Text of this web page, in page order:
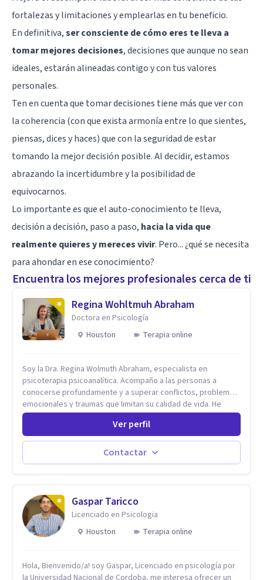
fortalezas y limitaciones y emplearlas en tu beneficio.
En definitiva,ser consciente de cómo eres te lleva a
tomar mejores decisiones, decisiones que aunque no sean
ideales, estarán alineadas contigo y con tus valores
personales.
Ten en cuenta que tomar decisiones tiene más que ver con
la coherencia (con que exista armonía entre lo que sientes,
piensas, dices y haces) que con la seguridad de estar
tomando la mejor decisión posible. Al decidir, estamos
abrazando la incertidumbre y la posibilidad de
equivocarnos.
Lo importante es que el auto-conocimiento te lleva,
decisión a decisión, paso a paso, hacia la vida que
realmente quieres y mereces vivir. Pero... ¿qué se necesita
para ahondar en ese conocimiento?
Encuentra los mejores profesionales cerca de ti
Regina Wohltmuh Abraham
Doctora en Psicología
Houston
Terapia online
Soy la Dra. Regina Wolmuth Abraham, especialista en
psicoterapia psicoanalítica. Acompaño a las personas a
conocerse profundamente y a superar conflictos, problemas
emocionales y traumas que limitan su calidad de vida. He
trabajado en reconocidas instituciones como el Hospital
Psiquiátrico San Rafael, Instituto Psiquiátrico MENDAO, San
Bernardino, Hospital Psiquiátrico Infantil y el Centro de
Integración Juvenil. Además, tuve el privilegio de colaborar
en comunidades como Olivar del Conde y Xochimilco, lo que
Ver perfil
Contactar
Gaspar Taricco
Licenciado en Psicologia
Houston
Terapia online
Hola, Bienvenido/a! soy Gaspar, Licenciado en psicología por
la Universidad Nacional de Cordoba, me interesa ofrecer un